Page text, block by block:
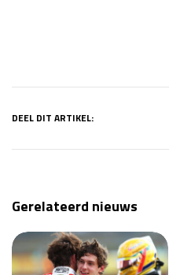
DEEL DIT ARTIKEL:
Gerelateerd nieuws